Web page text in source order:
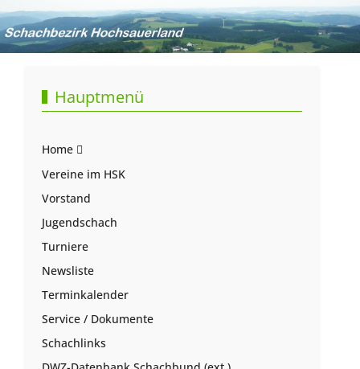
Hauptmenü
Home
Vereine im HSK
Vorstand
Jugendschach
Turniere
Newsliste
Terminkalender
Service / Dokumente
Schachlinks